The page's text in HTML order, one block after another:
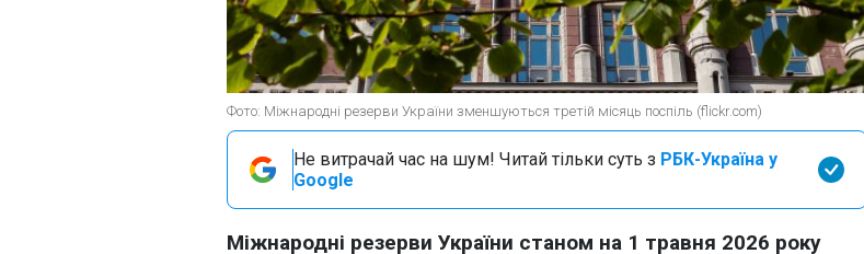
Фото: Міжнародні резерви України зменшуються третій місяць поспіль (flickr.com)
Не витрачай час на шум! Читай тільки суть з РБК-Україна у
Google
Міжнародні резерви України станом на 1 травня 2026 року